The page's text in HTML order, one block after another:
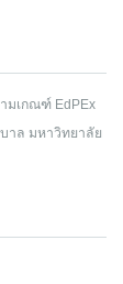
มเกณฑ์ EdPEx
าล มหาวิทยาลัย